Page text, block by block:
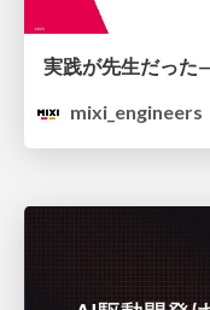
mixi_engineers